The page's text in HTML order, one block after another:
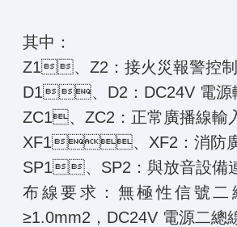
其中：
Z1、Z2：接火災報警控制
D1、D2：DC24V 電源輸
ZC1、ZC2：正常廣播線輸
XF1、XF2：消防廣
SP1、SP2：與放音設備
布線要求：無極性信號二
≥1.0mm2，DC24V 電源二總